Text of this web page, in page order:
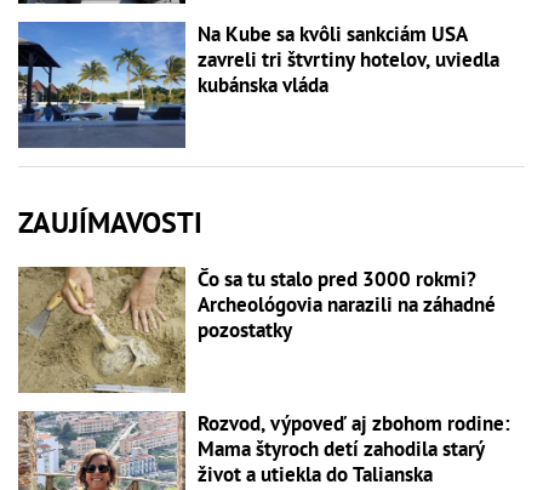
Na Kube sa kvôli sankciám USA
zavreli tri štvrtiny hotelov, uviedla
kubánska vláda
ZAUJÍMAVOSTI
Čo sa tu stalo pred 3000 rokmi?
Archeológovia narazili na záhadné
pozostatky
Rozvod, výpoveď aj zbohom rodine:
Mama štyroch detí zahodila starý
život a utiekla do Talianska